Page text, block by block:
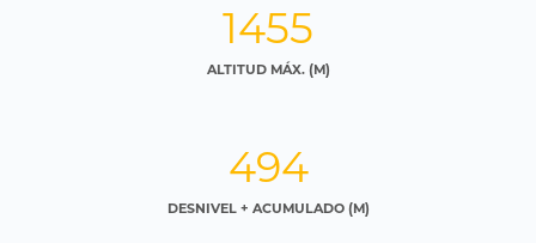
1455
ALTITUD MÁX. (M)
494
DESNIVEL + ACUMULADO (M)